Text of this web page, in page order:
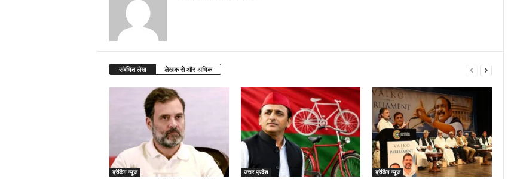
संबंधित लेख लेखक से और अधिक
ब्रेकिंग न्यूज उत्तर प्रदेश ब्रेकिंग न्यूज